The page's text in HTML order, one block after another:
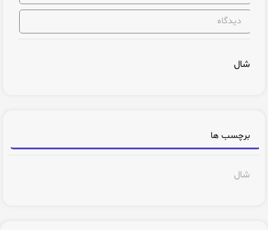
دیدگاه
شال
برچسب ها
شال